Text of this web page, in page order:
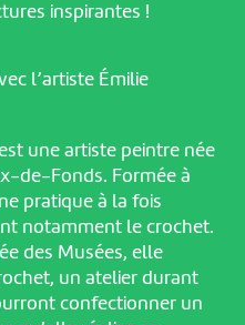
inspirantes !
l’artiste Émilie
une artiste peintre née
de-Fonds. Formée à
pratique à la fois
notamment le crochet.
des Musées, elle
un atelier durant
confectionner un